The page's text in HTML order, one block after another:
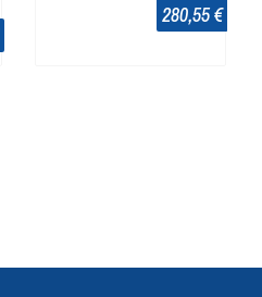
280,55 €